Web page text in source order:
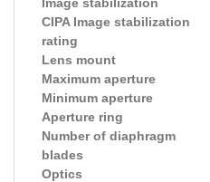
CIPA Image stabilization
rating
Lens mount
Maximum aperture
Minimum aperture
Aperture ring
Number of diaphragm
blades
Optics